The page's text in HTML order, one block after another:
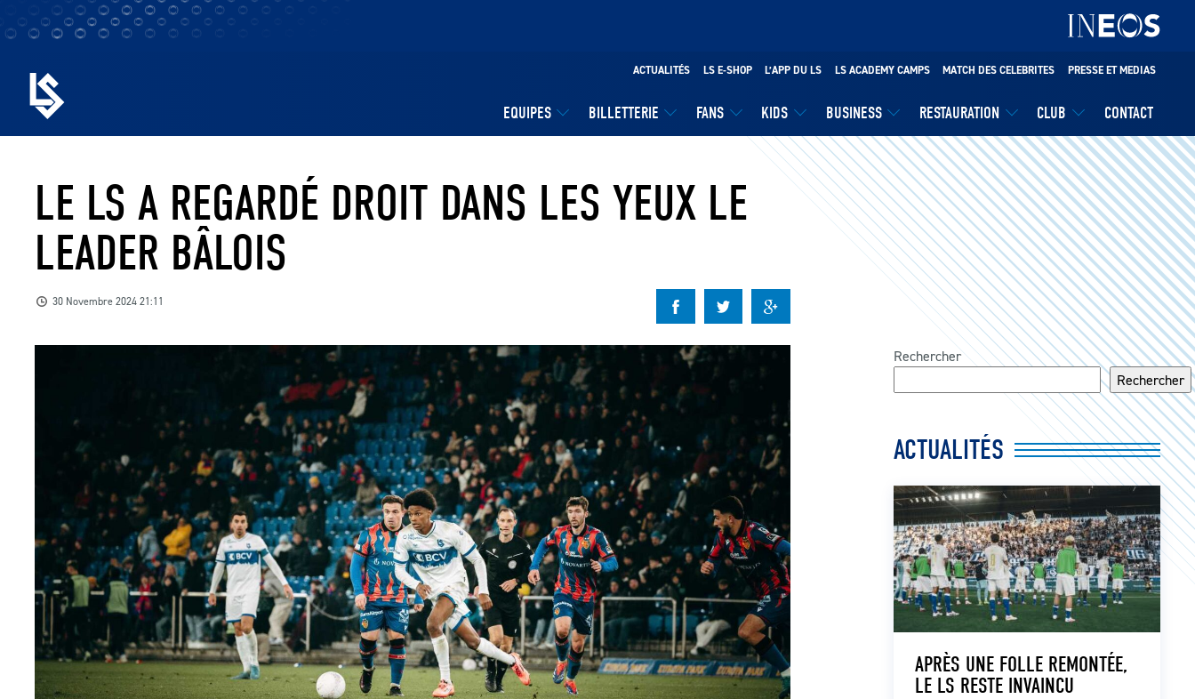
EQUIPES BILLETTERIE FANS KIDS BUSINESS RESTAURATION CLUB CONTACT
ACTUALITÉS LS E-SHOP L’APP DU LS LS ACADEMY CAMPS MATCH DES CELEBRITES PRESSE ET MEDIAS
LE LS A REGARDÉ DROIT DANS LES YEUX LE
LEADER BÂLOIS
30 Novembre 2024 21:11
Rechercher
Rechercher
ACTUALITÉS
APRÈS UNE FOLLE REMONTÉE,
LE LS RESTE INVAINCU